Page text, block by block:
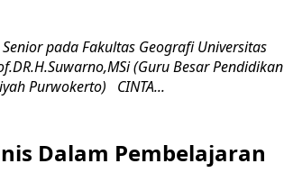
pada Fakultas Geografi Universitas
(Guru Besar Pendidikan
Purwokerto) CINTA...
Dalam Pembelajaran